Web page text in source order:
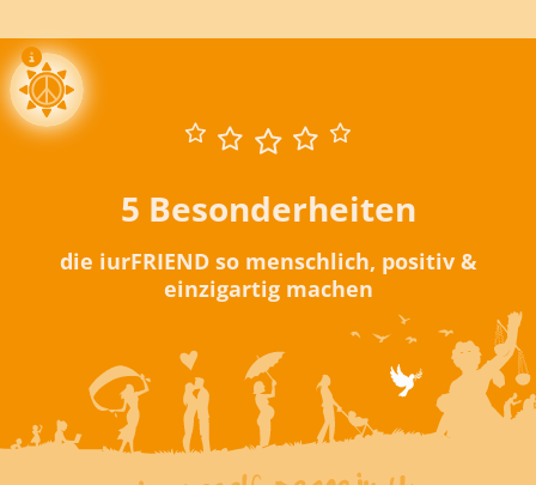
5 Besonderheiten
die iurFRIEND so menschlich, positiv &
einzigartig machen